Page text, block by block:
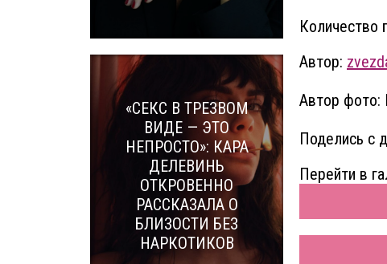
Количество
Автор:
Автор фото:
Поделись с
Перейти в
«СЕКС В ТРЕЗВОМ
ВИДЕ — ЭТО
НЕПРОСТО»: КАРА
ДЕЛЕВИНЬ
ОТКРОВЕННО
РАССКАЗАЛА О
БЛИЗОСТИ БЕЗ
НАРКОТИКОВ